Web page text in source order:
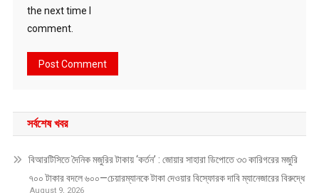
the next time I
comment.
সর্বশেষ খবর
বিআরটিসিতে দৈনিক মজুরির টাকায় ‘কর্তন’ : জোয়ার সাহারা ডিপোতে ৩৩ কারিগরের মজুরি
৭০০ টাকার বদলে ৬০০—চেয়ারম্যানকে টাকা দেওয়ার বিস্ফোরক দাবি ম্যানেজারের বিরুদ্ধে
August 9, 2026